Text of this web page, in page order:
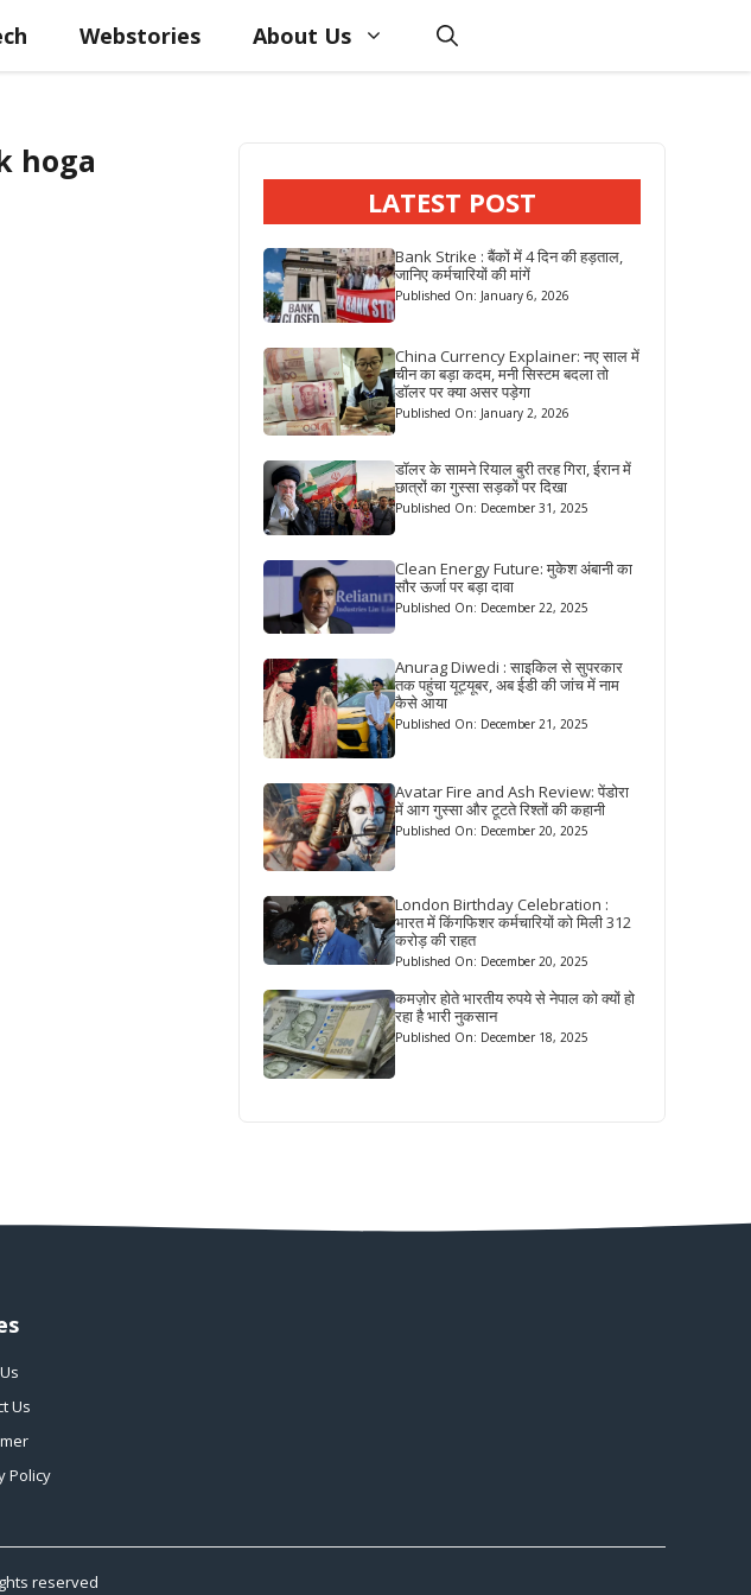
Webstories About Us
hoga
LATEST POST
Bank Strike : बैंकों में 4 दिन की हड़ताल,
जानिए कर्मचारियों की मांगें
Published On: January 6, 2026
China Currency Explainer: नए साल में
चीन का बड़ा कदम, मनी सिस्टम बदला तो
डॉलर पर क्या असर पड़ेगा
Published On: January 2, 2026
डॉलर के सामने रियाल बुरी तरह गिरा, ईरान में
छात्रों का गुस्सा सड़कों पर दिखा
Published On: December 31, 2025
Clean Energy Future: मुकेश अंबानी का
सौर ऊर्जा पर बड़ा दावा
Published On: December 22, 2025
Anurag Diwedi : साइकिल से सुपरकार
तक पहुंचा यूट्यूबर, अब ईडी की जांच में नाम
कैसे आया
Published On: December 21, 2025
Avatar Fire and Ash Review: पेंडोरा
में आग गुस्सा और टूटते रिश्तों की कहानी
Published On: December 20, 2025
London Birthday Celebration :
भारत में किंगफिशर कर्मचारियों को मिली 312
करोड़ की राहत
Published On: December 20, 2025
कमज़ोर होते भारतीय रुपये से नेपाल को क्यों हो
रहा है भारी नुकसान
Published On: December 18, 2025
Us
Policy
reserved